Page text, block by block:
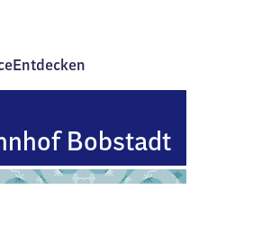
Entdecken
Bobstadt